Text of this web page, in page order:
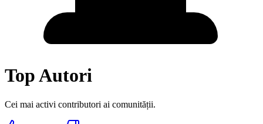
Top Autori
Cei mai activi contributori ai comunității.